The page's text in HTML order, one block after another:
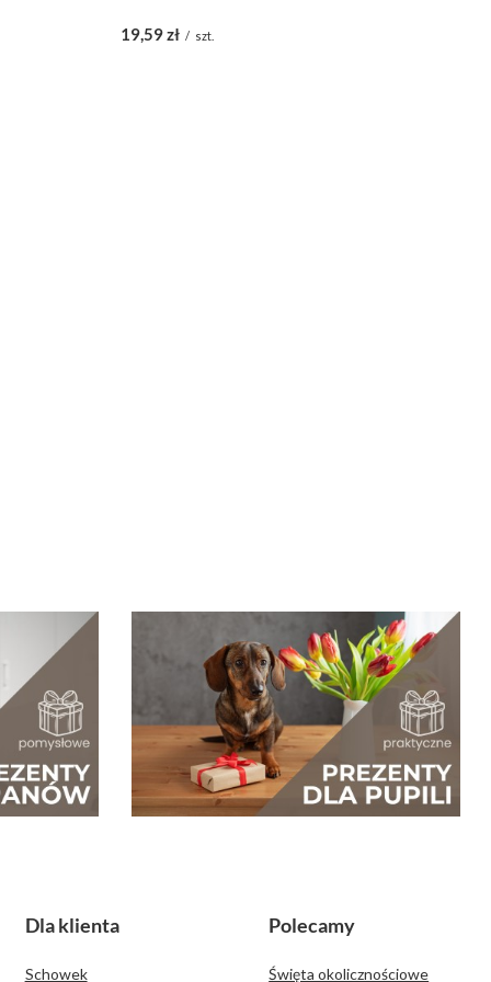
19,59 zł / szt.
Dla klienta
Schowek
Polecamy
Święta okolicznościowe